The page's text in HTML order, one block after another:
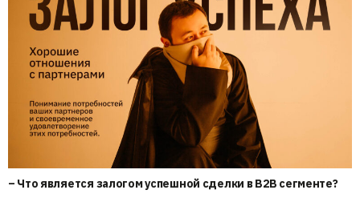
– ⁠Что является залогом успешной сделки в B2B сегменте?